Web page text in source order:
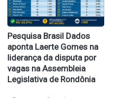
Pesquisa Brasil Dados
aponta Laerte Gomes na
liderança da disputa por
vagas na Assembleia
Legislativa de Rondônia